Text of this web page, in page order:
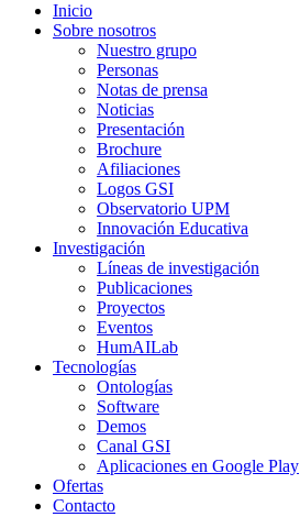
Inicio
Sobre nosotros
Nuestro grupo
Personas
Notas de prensa
Noticias
Presentación
Brochure
Afiliaciones
Logos GSI
Observatorio UPM
Innovación Educativa
Investigación
Líneas de investigación
Publicaciones
Proyectos
Eventos
HumAILab
Tecnologías
Ontologías
Software
Demos
Canal GSI
Aplicaciones en Google Play
Ofertas
Contacto